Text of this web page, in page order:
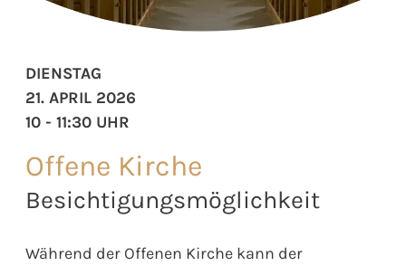
Offene Kirche
Besichtigungsmöglichkeit
Während der Offenen Kirche kann der
DIENSTAG
21. APRIL 2026
10 - 11:30 UHR